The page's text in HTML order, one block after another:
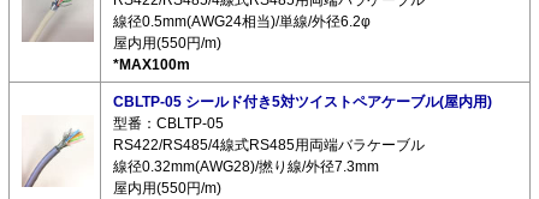
線径0.5mm(AWG24相当)/単線/外径6.2φ
屋内用(550円/m)
*MAX100m
CBLTP-05 シールド付き5対ツイストペアケーブル(屋内用)
型番：CBLTP-05
RS422/RS485/4線式RS485用両端バラケーブル
線径0.32mm(AWG28)/撚り線/外径7.3mm
屋内用(550円/m)